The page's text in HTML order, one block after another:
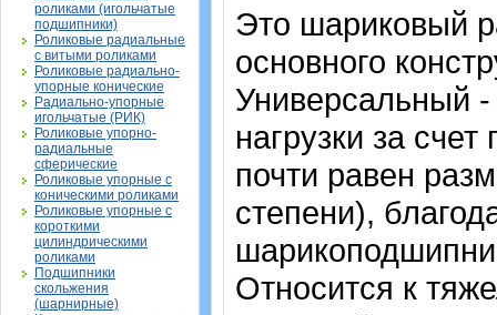
роликами (игольчатые
подшипники)
Роликовые радиальные
с витыми роликами
Роликовые радиально-
упорные конические
Радиально-упорные
игольчатые (РИК)
Роликовые упорно-
радиальные
сферические
Роликовые упорные с
коническими роликами
Роликовые упорные с
короткими
цилиндрическими
роликами
Подшипники
скольжения
(шарнирные)
Это шариковый
основного
Универсальный
нагрузки за
почти равен
степени),
Относится к